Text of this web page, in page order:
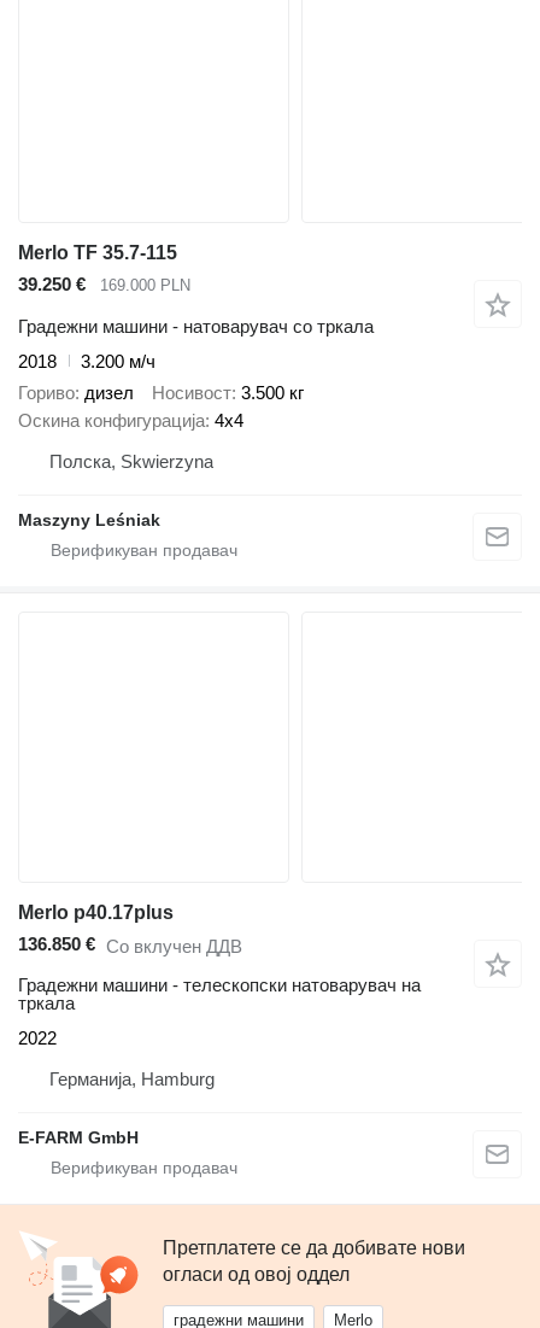
Merlo TF 35.7-115
39.250 €
169.000 PLN
Градежни машини - натоварувач со тркала
2018
3.200 м/ч
Гориво дизел Носивост 3.500 кг
Оскина конфигурација 4x4
Полска, Skwierzyna
Maszyny Leśniak
Merlo p40.17plus
136.850 € Со вклучен ДДВ
Градежни машини - телескопски натоварувач на
тркала
2022
Германија, Hamburg
E-FARM GmbH
Претплатете се да добивате нови
огласи од овој оддел
градежни машини Merlo